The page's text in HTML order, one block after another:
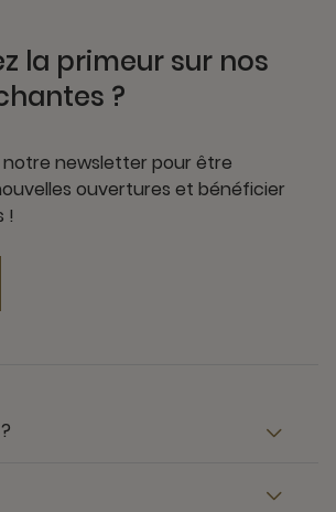
la primeur sur nos
?
newsletter pour être
ouvertures et bénéficier
!